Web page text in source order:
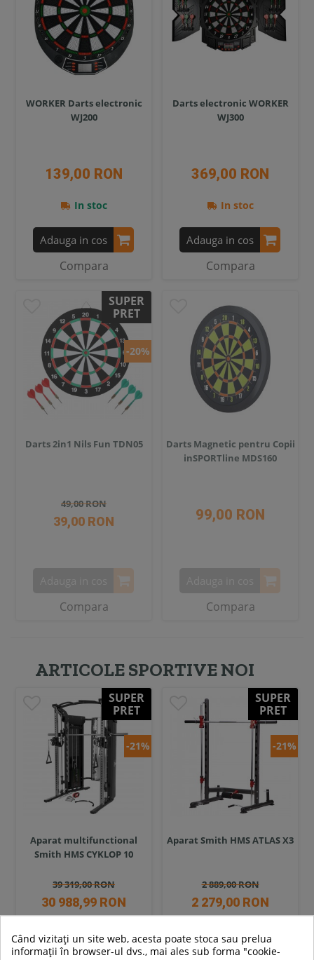
WORKER Darts electronic
WJ200
139,00 RON
In stoc
Adauga in cos
Compara
Darts electronic WORKER
WJ300
369,00 RON
In stoc
Adauga in cos
Compara
SUPER
PRET
-20%
Darts 2in1 Nils Fun TDN05
49,00 RON
39,00 RON
Compara
Darts Magnetic pentru Copii
inSPORTline MDS160
99,00 RON
Compara
ARTICOLE SPORTIVE NOI
SUPER
PRET
-21%
Aparat multifunctional
Smith HMS CYKLOP 10
39 319,00 RON
30 988,99 RON
SUPER
PRET
-21%
Aparat Smith HMS ATLAS X3
2 889,00 RON
2 279,00 RON
Când vizitați un site web, acesta poate stoca sau prelua
informații în browser-ul dvs., mai ales sub forma "cookie-